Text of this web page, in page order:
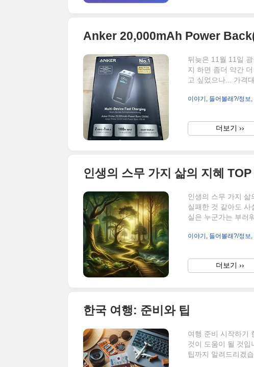
뒤늦은 11월 11일
지 하면 좀더 약간
고 싶었으나... 가격
이번에는 그보다 적
서 급박하게 .. 무언
을까 싶다..........ㅋ
이야기, 들어볼래?/정보,
더보기 ››
인생의 스무 가지 삶의 지혜 TOP
인생의 스무 가지 삶
실패한 것 같아도
실은 누군가는 부러
그말둘까 하는 순간
지금의 나를 비교 해
다. 열. 좋아하지 않
이야기, 들어볼래?/정보,
더보기 ››
한국 여행: 준비와 팁
여행 준비 시작하기
것이 도움이 될 것
팁까지 알려드리겠